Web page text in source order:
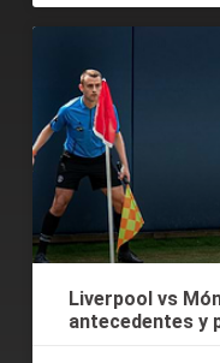
Liverpool vs
antecedentes y